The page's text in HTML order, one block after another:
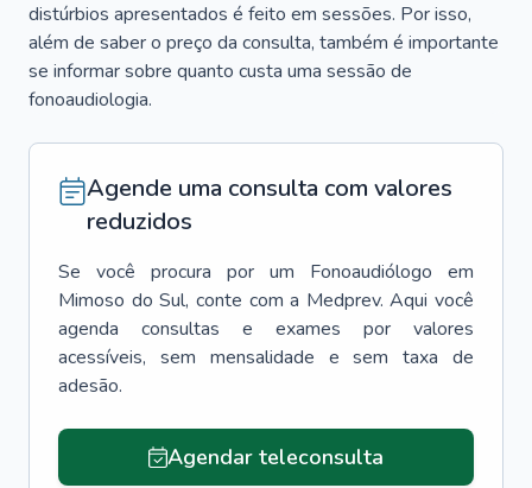
distúrbios apresentados é feito em sessões. Por isso,
além de saber o preço da consulta, também é importante
se informar sobre quanto custa uma sessão de
fonoaudiologia.
Agende uma consulta com valores
reduzidos
Se você procura por um Fonoaudiólogo
em
Mimoso do Sul, conte com a Medprev. Aqui você
agenda consultas e exames por valores
acessíveis, sem mensalidade e sem taxa de
adesão.
Agendar teleconsulta